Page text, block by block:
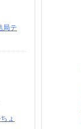
局テ
ょ